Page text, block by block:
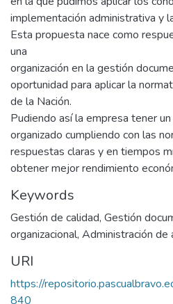
implementación administrativa y
Esta propuesta nace como
una
organización en la gestión
oportunidad para aplicar la
de la Nación.
Pudiendo así la empresa tener
organizado cumpliendo con las
respuestas claras y en tiempos
obtener mejor rendimiento
Keywords
Gestión de calidad, Gestión
organizacional, Administración de
URI
https://
840